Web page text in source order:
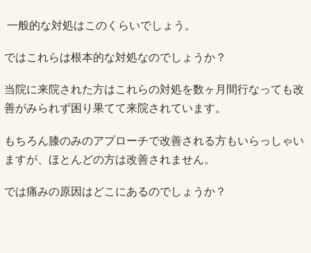
一般的な対処はこのくらいでしょう。
ではこれらは根本的な対処なのでしょうか？
当院に来院された方はこれらの対処を数ヶ月間行なっても改
善がみられず困り果てて来院されています。
もちろん膝のみのアプローチで改善される方もいらっしゃい
ますが、ほとんどの方は改善されません。
では痛みの原因はどこにあるのでしょうか？